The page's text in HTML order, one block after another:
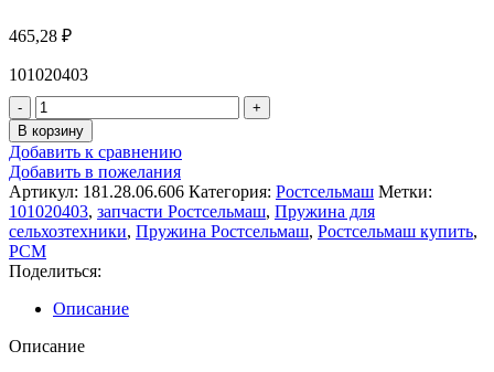
465,28 ₽
101020403
В корзину
Добавить к сравнению
Добавить в пожелания
Артикул: 181.28.06.606 Категория: Ростсельмаш Метки:
101020403, запчасти Ростсельмаш, Пружина для
сельхозтехники, Пружина Ростсельмаш, Ростсельмаш купить,
РСМ
Поделиться:
Описание
Описание